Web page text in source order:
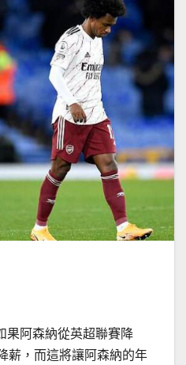
阿森納從英超聯賽降
薪，而這將讓阿森納的年